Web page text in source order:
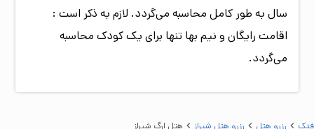
سال به طور کامل محاسبه می‌گردد. لازم به ذکر است :
اقامت رایگان و نیم بها تنها برای یک کودک محاسبه
می‌گردد.
فدک رزرو هتل رزرو هتل شيراز هتل ارگ شيراز